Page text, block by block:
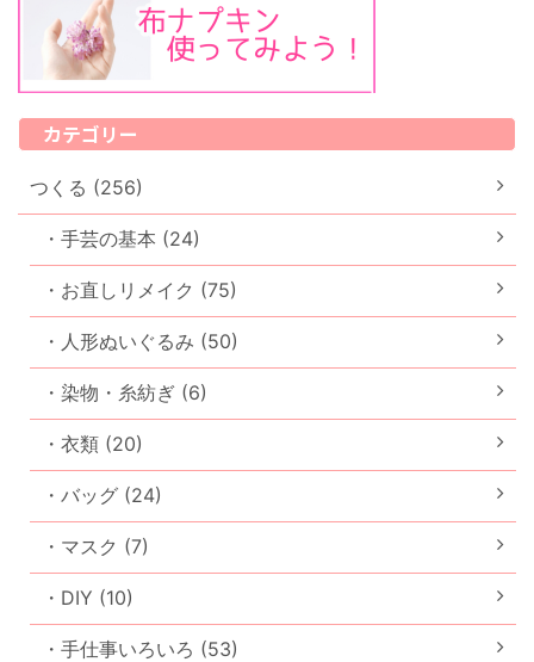
カテゴリー
つくる (256)
・手芸の基本 (24)
・お直しリメイク (75)
・人形ぬいぐるみ (50)
・染物・糸紡ぎ (6)
・衣類 (20)
・バッグ (24)
・マスク (7)
・DIY (10)
・手仕事いろいろ (53)